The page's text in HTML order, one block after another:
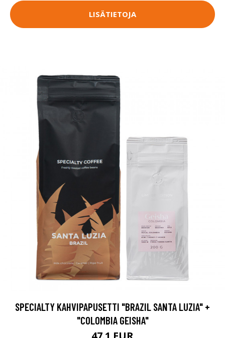
LISÄTIETOJA
SPECIALTY KAHVIPAPUSETTI "BRAZIL SANTA LUZIA" +
"COLOMBIA GEISHA"